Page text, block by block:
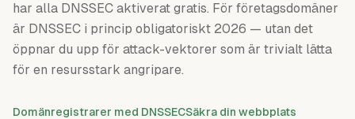
har alla DNSSEC aktiverat gratis. För företagsdomäner
är DNSSEC i princip obligatoriskt 2026 — utan det
öppnar du upp för attack-vektorer som är trivialt lätta
för en resursstark angripare.
Domänregistrarer med DNSSECSäkra din webbplats